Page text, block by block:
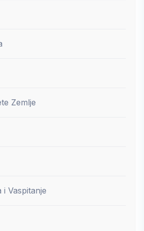
Zemlje
i Vaspitanje